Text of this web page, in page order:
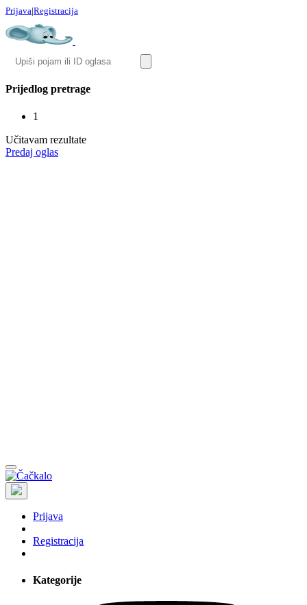
Prijava|Registracija
Prijedlog pretrage
1
Učitavam rezultate
Predaj oglas
Prijava
Registracija
Kategorije